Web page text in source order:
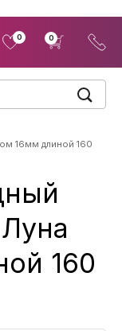
0 0
16мм длиной 160
160